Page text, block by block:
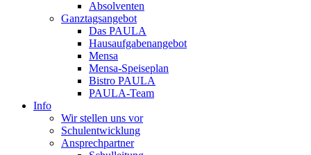
Absolventen
Ganztagsangebot
Das PAULA
Hausaufgabenangebot
Mensa
Mensa-Speiseplan
Bistro PAULA
PAULA-Team
Info
Wir stellen uns vor
Schulentwicklung
Ansprechpartner